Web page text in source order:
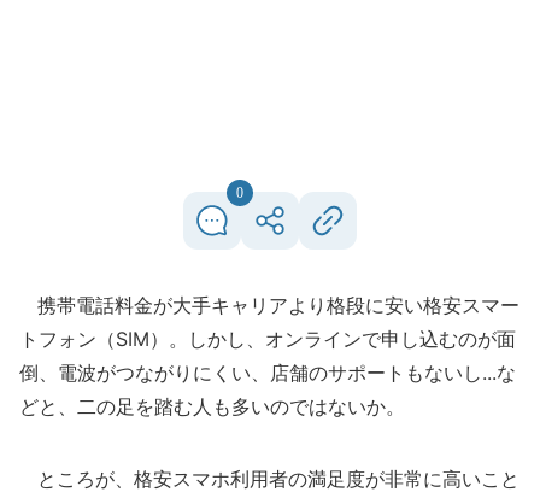
0
携帯電話料金が大手キャリアより格段に安い格安スマー
トフォン（SIM）。しかし、オンラインで申し込むのが面
倒、電波がつながりにくい、店舗のサポートもないし...な
どと、二の足を踏む人も多いのではないか。
ところが、格安スマホ利用者の満足度が非常に高いこと